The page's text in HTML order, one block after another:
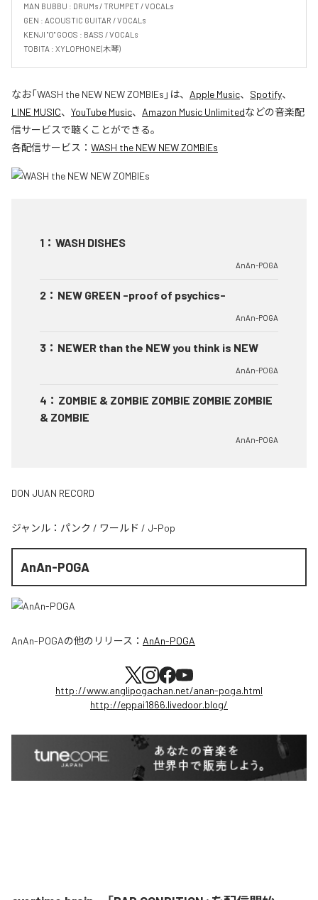
MAN BUBBU : DRUMs / TRUMPET / VOCALs
GEN : ACOUSTIC GUITAR / VOCALs
KENJI "O" GOOS : BASS / VOCALs
TOBITA : XYLOPHONE(木琴)
なお「WASH the NEW NEW ZOMBIEs 」は、 Apple Music、 Spotify、
LINE MUSIC、 YouTube Music、 Amazon Music Unlimitedなどの音楽配
信サービスで聴くことができる。
各配信サービス： WASH the NEW NEW ZOMBIEs
1 ： WASH DISHES
AnAn-POGA
2 ： NEW GREEN -proof of psychics-
AnAn-POGA
3 ： NEWER than the NEW you think is NEW
AnAn-POGA
4 ： ZOMBIE & ZOMBIE ZOMBIE ZOMBIE ZOMBIE
& ZOMBIE
AnAn-POGA
DON JUAN RECORD
ジャンル： パンク / ワールド / J-Pop
AnAn-POGA
AnAn-POGAの他のリリース： AnAn-POGA
http://www.anglipogachan.net/anan-poga.html
http://eppai1866.livedoor.blog/